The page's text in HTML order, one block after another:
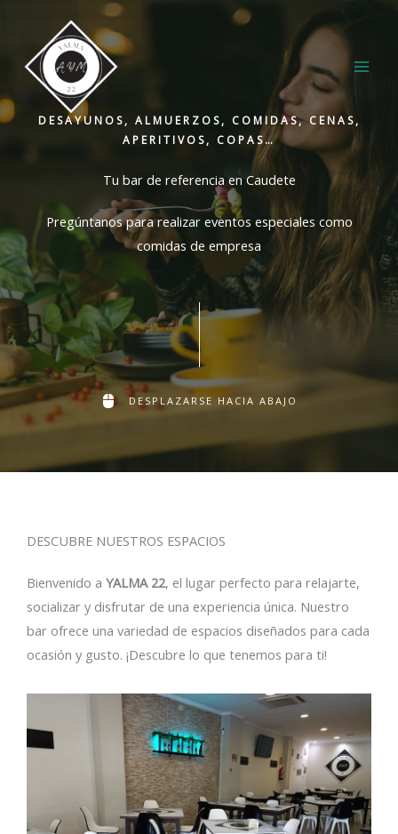
contenido
DESAYUNOS, ALMUERZOS, COMIDAS, CENAS,
APERITIVOS, COPAS…
Tu bar de referencia en Caudete
Pregúntanos para realizar eventos especiales como
comidas de empresa
DESPLAZARSE HACIA ABAJO
DESCUBRE NUESTROS ESPACIOS
Bienvenido a YALMA 22, el lugar perfecto para relajarte,
socializar y disfrutar de una experiencia única. Nuestro
bar ofrece una variedad de espacios diseñados para cada
ocasión y gusto. ¡Descubre lo que tenemos para ti!